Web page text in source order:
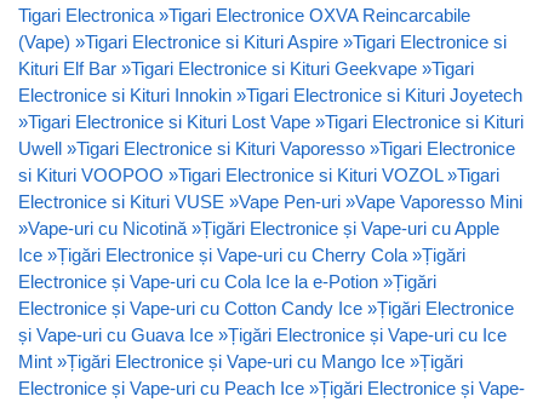
Tigari Electronica »Tigari Electronice OXVA Reincarcabile
(Vape) »Tigari Electronice si Kituri Aspire »Tigari Electronice si
Kituri Elf Bar »Tigari Electronice si Kituri Geekvape »Tigari
Electronice si Kituri Innokin »Tigari Electronice si Kituri Joyetech
»Tigari Electronice si Kituri Lost Vape »Tigari Electronice si Kituri
Uwell »Tigari Electronice si Kituri Vaporesso »Tigari Electronice
si Kituri VOOPOO »Tigari Electronice si Kituri VOZOL »Tigari
Electronice si Kituri VUSE »Vape Pen-uri »Vape Vaporesso Mini
»Vape-uri cu Nicotină »Țigări Electronice și Vape-uri cu Apple
Ice »Țigări Electronice și Vape-uri cu Cherry Cola »Țigări
Electronice și Vape-uri cu Cola Ice la e-Potion »Țigări
Electronice și Vape-uri cu Cotton Candy Ice »Țigări Electronice
și Vape-uri cu Guava Ice »Țigări Electronice și Vape-uri cu Ice
Mint »Țigări Electronice și Vape-uri cu Mango Ice »Țigări
Electronice și Vape-uri cu Peach Ice »Țigări Electronice și Vape-